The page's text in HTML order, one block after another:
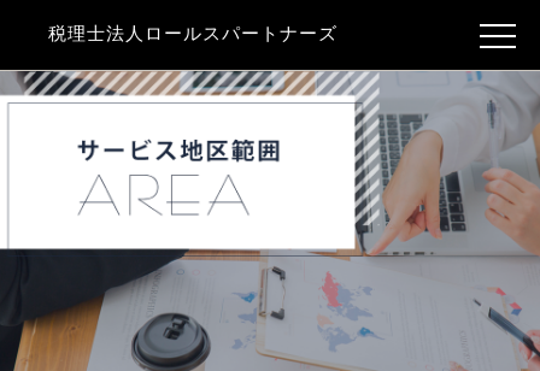
税理士法人ロールスパートナーズ